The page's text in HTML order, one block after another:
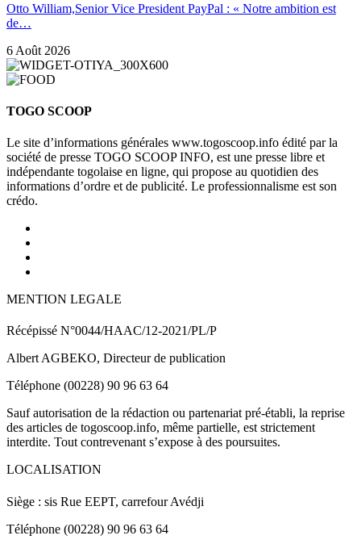
Otto William,Senior Vice President PayPal : « Notre ambition est
de…
6 Août 2026
TOGO SCOOP
Le site d’informations générales www.togoscoop.info édité par la
société de presse TOGO SCOOP INFO, est une presse libre et
indépendante togolaise en ligne, qui propose au quotidien des
informations d’ordre et de publicité. Le professionnalisme est son
crédo.
MENTION LEGALE
Récépissé N°0044/HAAC/12-2021/PL/P
Albert AGBEKO, Directeur de publication
Téléphone (00228) 90 96 63 64
Sauf autorisation de la rédaction ou partenariat pré-établi, la reprise
des articles de togoscoop.info, même partielle, est strictement
interdite. Tout contrevenant s’expose à des poursuites.
LOCALISATION
Siège : sis Rue EEPT, carrefour Avédji
Téléphone (00228) 90 96 63 64